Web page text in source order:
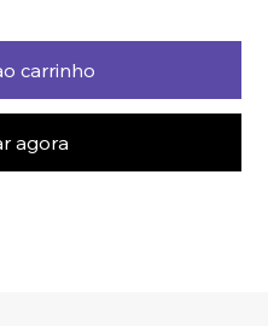
carrinho
agora